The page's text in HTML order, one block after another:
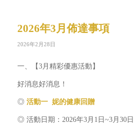
2026年3月佈達事項
2026年2月28日
一、【3月精彩優惠活動】
好消息好消息！
◎ 活動一 妮的健康回贈
◎ 活動日期：2026年3月1日~3月30日